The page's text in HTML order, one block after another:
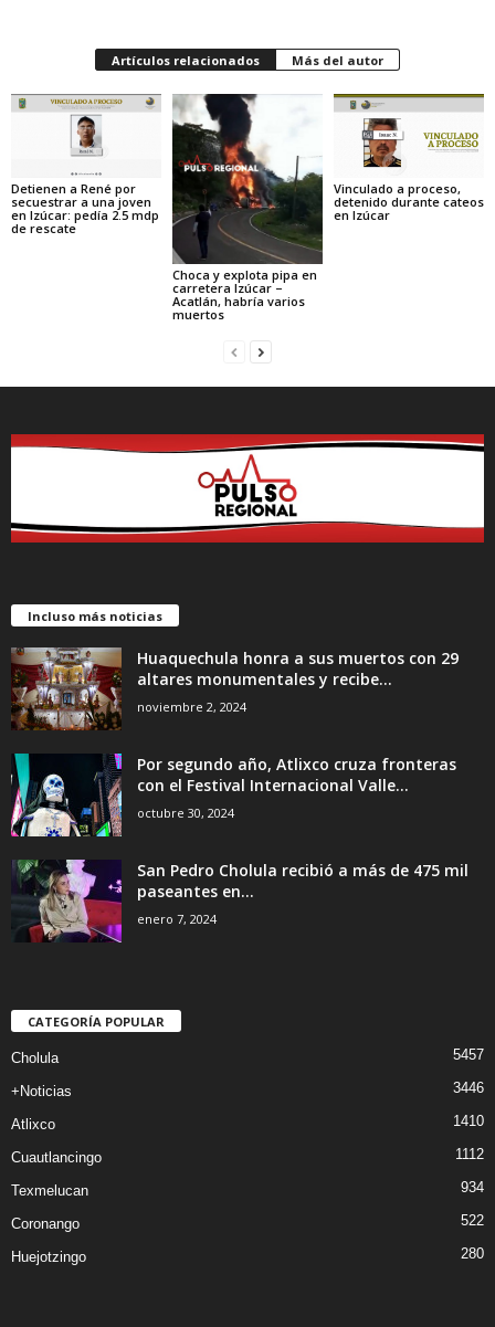
Artículos relacionados Más del autor
Detienen a René por
secuestrar a una joven
en Izúcar: pedía 2.5 mdp
de rescate
Choca y explota pipa en
carretera Izúcar –
Acatlán, habría varios
muertos
Vinculado a proceso,
detenido durante cateos
en Izúcar
Incluso más noticias
Huaquechula honra a sus muertos con 29
altares monumentales y recibe...
noviembre 2, 2024
Por segundo año, Atlixco cruza fronteras
con el Festival Internacional Valle...
octubre 30, 2024
San Pedro Cholula recibió a más de 475 mil
paseantes en...
enero 7, 2024
CATEGORÍA POPULAR
Cholula 5457
+Noticias 3446
Atlixco 1410
Cuautlancingo 1112
Texmelucan 934
Coronango 522
Huejotzingo 280